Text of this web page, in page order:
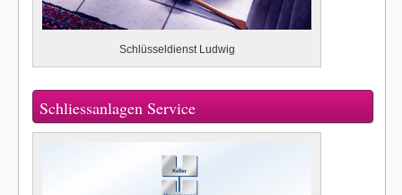
Schlüsseldienst Ludwig
Schliessanlagen Service